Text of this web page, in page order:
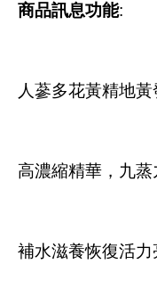
商品訊息功能:
人蔘多花黃精地
高濃縮精華，九
補水滋養恢復活